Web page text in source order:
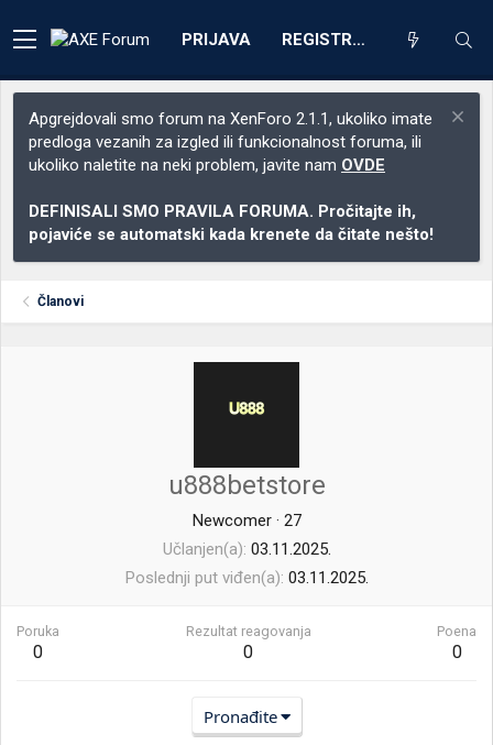
PRIJAVA REGISTRACIJA
Apgrejdovali smo forum na XenForo 2.1.1, ukoliko imate
predloga vezanih za izgled ili funkcionalnost foruma, ili
ukoliko naletite na neki problem, javite nam OVDE
DEFINISALI SMO PRAVILA FORUMA. Pročitajte ih,
pojaviće se automatski kada krenete da čitate nešto!
Članovi
u888betstore
Newcomer · 27
Učlanjen(a) 03.11.2025.
Poslednji put viđen(a) 03.11.2025.
Poruka
0
Rezultat reagovanja
0
Poena
0
Pronađite